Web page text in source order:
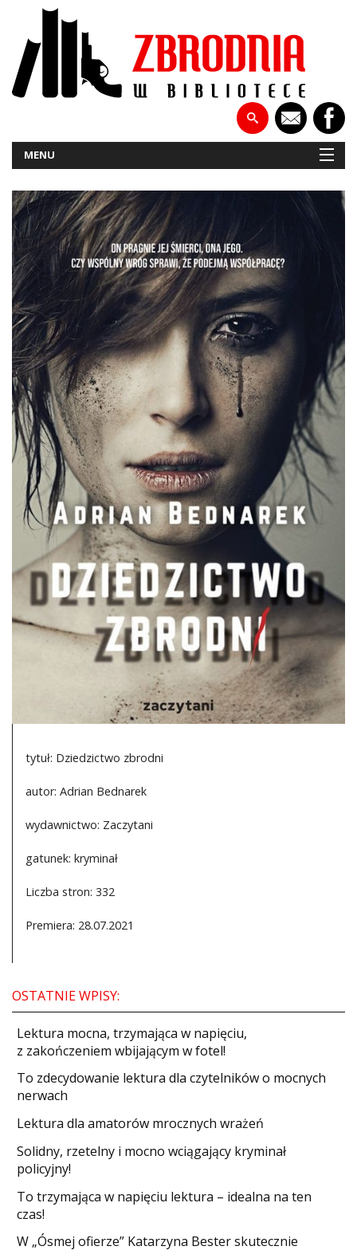
MENU
NOWOŚCI
PATRONATY
WYWIADY
RECENZJE
DO CZYTANIA
NA EKRANIE
KONTAKT
tytuł: Dziedzictwo zbrodni
autor: Adrian Bednarek
wydawnictwo: Zaczytani
gatunek: kryminał
Liczba stron: 332
Premiera: 28.07.2021
OSTATNIE WPISY:
​Lektura mocna, trzymająca w napięciu,
z zakończeniem wbijającym w fotel!
​To zdecydowanie lektura dla czytelników o mocnych
nerwach
Lektura dla amatorów mrocznych wrażeń
Solidny, rzetelny i mocno wciągający kryminał
policyjny!
​To trzymająca w napięciu lektura – idealna na ten
czas!
W „Ósmej ofierze” Katarzyna Bester skutecznie